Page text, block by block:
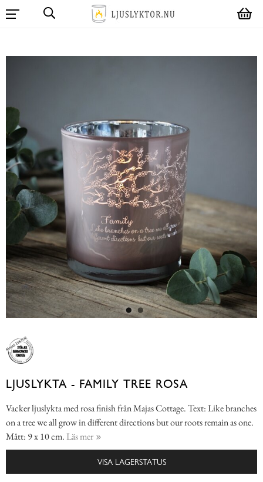
LJUSLYKTA - FAMILY TREE ROSA
Vacker ljuslykta med rosa finish från Majas Cottage. Text: Like branches
on a tree we all grow in different directions but our roots remain as one.
Mått: 9 x 10 cm. Läs mer
VISA LAGERSTATUS